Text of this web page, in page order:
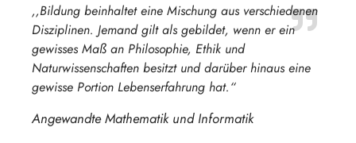
,,Bildung beinhaltet eine Mischung aus verschiedenen
Disziplinen. Jemand gilt als gebildet, wenn er ein
gewisses Maß an Philosophie, Ethik und
Naturwissenschaften besitzt und darüber hinaus eine
gewisse Portion Lebenserfahrung hat.“
Angewandte Mathematik und Informatik